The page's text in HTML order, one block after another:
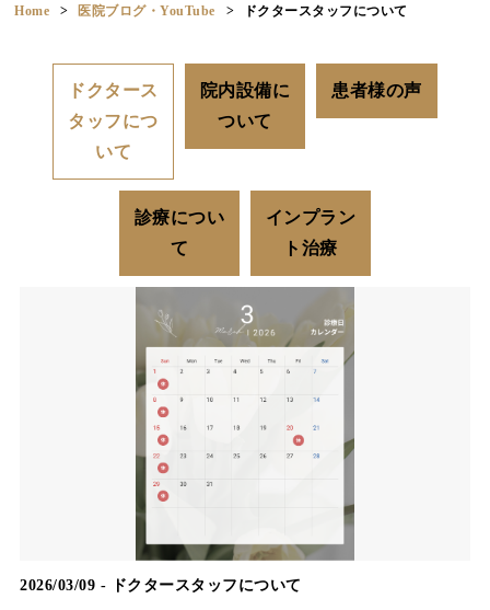
Home 医院ブログ・YouTube ドクタースタッフについて
ドクタース
タッフにつ
いて
院内設備に
ついて
患者様の声
診療につい
て
インプラン
ト治療
2026/03/09 - ドクタースタッフについて